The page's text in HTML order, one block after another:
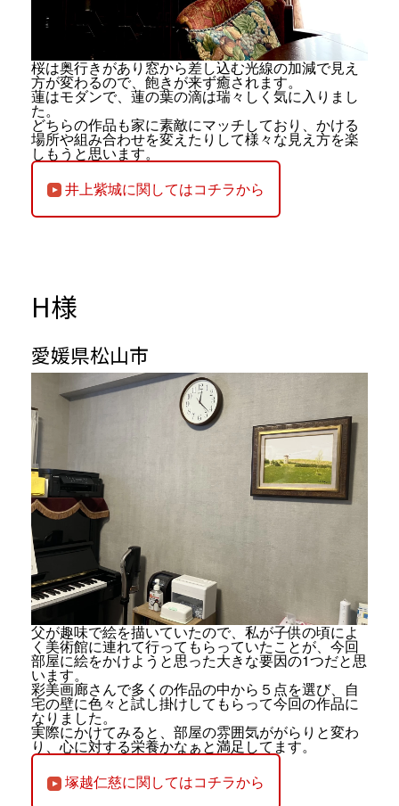
桜は奥行きがあり窓から差し込む光線の加減で見え
方が変わるので、飽きが来ず癒されます。
蓮はモダンで、蓮の葉の滴は瑞々しく気に入りまし
た。
どちらの作品も家に素敵にマッチしており、かける
場所や組み合わせを変えたりして様々な見え方を楽
しもうと思います。
井上紫城に関してはコチラから
H様
愛媛県松山市
父が趣味で絵を描いていたので、私が子供の頃によ
く美術館に連れて行ってもらっていたことが、今回
部屋に絵をかけようと思った大きな要因の1つだと思
います。
彩美画廊さんで多くの作品の中から５点を選び、自
宅の壁に色々と試し掛けしてもらって今回の作品に
なりました。
実際にかけてみると、部屋の雰囲気ががらりと変わ
り、心に対する栄養かなぁと満足してます。
塚越仁慈に関してはコチラから